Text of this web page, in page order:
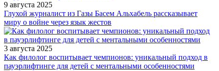
9 августа 2025
Глухой журналист из Газы Басем Альхабель рассказывает
миру о войне через язык жестов
3 августа 2025
Как филолог воспитывает чемпионов: уникальный подход в
пауэрлифтинге для детей с ментальными особенностями